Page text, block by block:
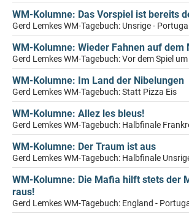
WM-Kolumne: Das Vorspiel ist bereits
Gerd Lemkes WM-Tagebuch: Unsrige - Portugal
WM-Kolumne: Wieder Fahnen auf dem
Gerd Lemkes WM-Tagebuch: Vor dem Spiel
WM-Kolumne: Im Land der Nibelungen
Gerd Lemkes WM-Tagebuch: Statt Pizza Eis
WM-Kolumne: Allez les bleus!
Gerd Lemkes WM-Tagebuch: Halbfinale
WM-Kolumne: Der Traum ist aus
Gerd Lemkes WM-Tagebuch: Halbfinale
WM-Kolumne: Die Mafia hilft stets der
raus!
Gerd Lemkes WM-Tagebuch: England -